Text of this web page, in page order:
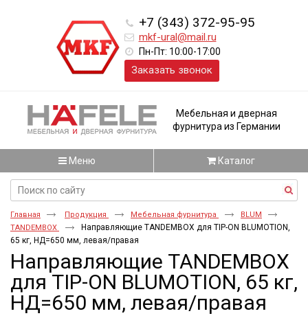
+7 (343) 372-95-95
mkf-ural@mail.ru
Пн-Пт: 10:00-17:00
Заказать звонок
Мебельная и дверная
фурнитура из Германии
Меню Каталог
Главная Продукция Мебельная фурнитура
BLUM
TANDEMBOX
Направляющие TANDEMBOX для TIP-ON BLUMOTION,
65 кг, НД=650 мм, левая/правая
Направляющие TANDEMBOX
для TIP-ON BLUMOTION, 65 кг,
НД=650 мм, левая/правая